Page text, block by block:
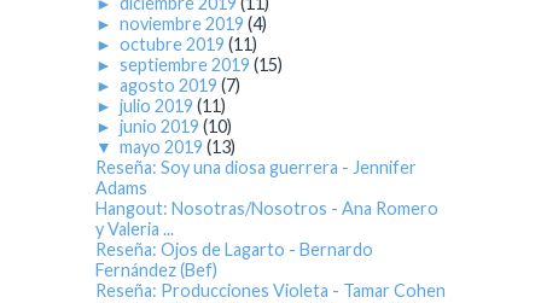
► noviembre 2019 (4)
► octubre 2019 (11)
► septiembre 2019 (15)
► agosto 2019 (7)
► julio 2019 (11)
► junio 2019 (10)
▼ mayo 2019 (13)
Reseña: Soy una diosa guerrera - Jennifer
Adams
Hangout: Nosotras/Nosotros - Ana Romero
y Valeria ...
Reseña: Ojos de Lagarto - Bernardo
Fernández (Bef)
Reseña: Producciones Violeta - Tamar Cohen